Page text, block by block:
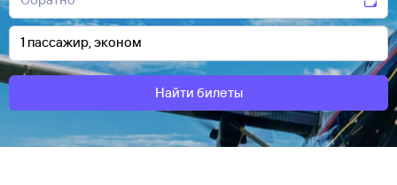
Найти билеты